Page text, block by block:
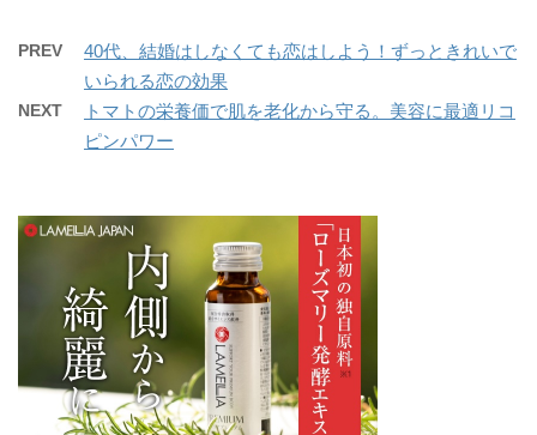
PREV
40代、結婚はしなくても恋はしよう！ずっときれいで
いられる恋の効果
NEXT
トマトの栄養価で肌を老化から守る。美容に最適リコ
ピンパワー